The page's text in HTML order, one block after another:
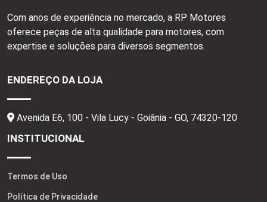
Com anos de experiência no mercado, a RP Motores
oferece peças de alta qualidade para motores, com
expertise e soluções para diversos segmentos.
ENDEREÇO DA LOJA
Avenida E6, 100 - Vila Lucy - Goiânia - GO, 74320-120
INSTITUCIONAL
Termos de Uso
Política de Privacidade